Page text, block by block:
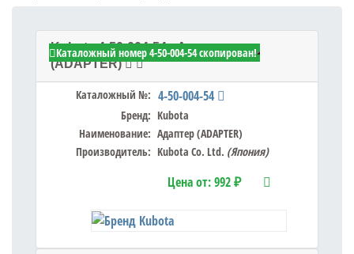
Kubota 4-50-004-54 - Адаптер
(ADAPTER)
Каталожный №: 4-50-004-54
Бренд: Kubota
Наименование: Адаптер (ADAPTER)
Производитель: Kubota Co. Ltd. (Япония)
Цена от:992 ₽
Каталожный номер 4-50-004-54 скопирован!